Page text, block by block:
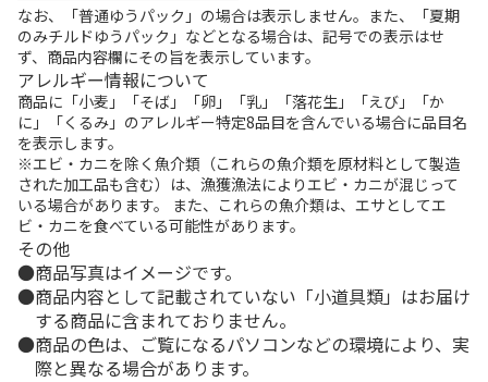
なお、「普通ゆうパック」の場合は表示しません。また、「夏期
のみチルドゆうパック」などとなる場合は、記号での表示はせ
ず、商品内容欄にその旨を表示しています。
アレルギー情報について
商品に「小麦」「そば」「卵」「乳」「落花生」「えび」「か
に」「くるみ」のアレルギー特定8品目を含んでいる場合に品目名
を表示します。
※エビ・カニを除く魚介類（これらの魚介類を原材料として製造
された加工品も含む）は、漁獲漁法によりエビ・カニが混じって
いる場合があります。 また、これらの魚介類は、エサとしてエ
ビ・カニを食べている可能性があります。
その他
商品写真はイメージです。
商品内容として記載されていない「小道具類」はお届け
する商品に含まれておりません。
商品の色は、ご覧になるパソコンなどの環境により、実
際と異なる場合があります。